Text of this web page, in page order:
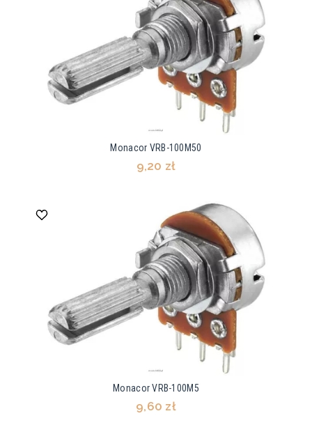
Monacor VRB-100M50
9,20 zł
Monacor VRB-100M5
9,60 zł